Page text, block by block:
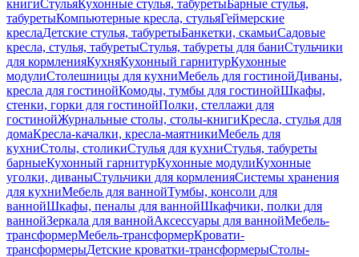
книгиСтульяКухонные стулья, табуретыБарные стулья,
табуретыКомпьютерные кресла, стульяГеймерские
креслаДетские стулья, табуретыБанкетки, скамьиСадовые
кресла, стулья, табуретыСтулья, табуреты для баниСтульчики
для кормленияКухняКухонный гарнитурКухонные
модулиСтолешницы для кухниМебель для гостинойДиваны,
кресла для гостинойКомоды, тумбы для гостинойШкафы,
стенки, горки для гостинойПолки, стеллажи для
гостинойЖурнальные столы, столы-книгиКресла, стулья для
домаКресла-качалки, кресла-маятникиМебель для
кухниСтолы, столикиСтулья для кухниСтулья, табуреты
барныеКухонный гарнитурКухонные модулиКухонные
уголки, диваныСтульчики для кормленияСистемы хранения
для кухниМебель для ваннойТумбы, консоли для
ваннойШкафы, пеналы для ваннойШкафчики, полки для
ваннойЗеркала для ваннойАксессуары для ваннойМебель-
трансформерМебель-трансформерКровати-
трансформерыДетские кроватки-трансформерыСтолы-